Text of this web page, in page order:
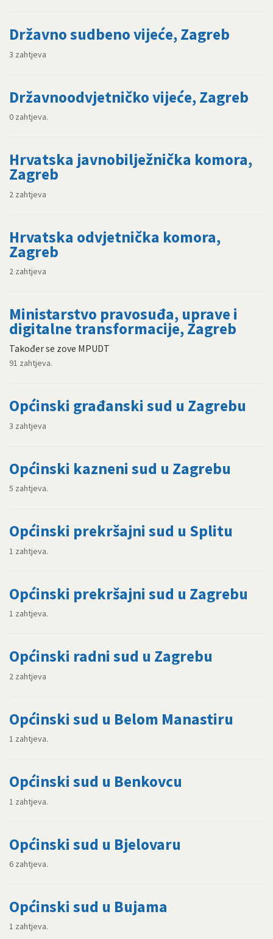
Državno sudbeno vijeće, Zagreb
3 zahtjeva
Državnoodvjetničko vijeće, Zagreb
0 zahtjeva.
Hrvatska javnobilježnička komora,
Zagreb
2 zahtjeva
Hrvatska odvjetnička komora,
Zagreb
2 zahtjeva
Ministarstvo pravosuđa, uprave i
digitalne transformacije, Zagreb
Također se zove MPUDT
91 zahtjeva.
Općinski građanski sud u Zagrebu
3 zahtjeva
Općinski kazneni sud u Zagrebu
5 zahtjeva.
Općinski prekršajni sud u Splitu
1 zahtjeva.
Općinski prekršajni sud u Zagrebu
1 zahtjeva.
Općinski radni sud u Zagrebu
2 zahtjeva
Općinski sud u Belom Manastiru
1 zahtjeva.
Općinski sud u Benkovcu
1 zahtjeva.
Općinski sud u Bjelovaru
6 zahtjeva.
Općinski sud u Bujama
1 zahtjeva.